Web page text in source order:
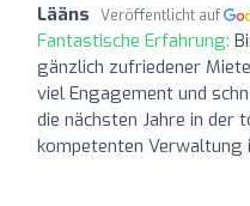
Lääns Veröffentlicht auf
Fantastische Erfahrung:
gänzlich zufriedener
viel Engagement und
die nächsten Jahre in der
kompetenten Verwaltung